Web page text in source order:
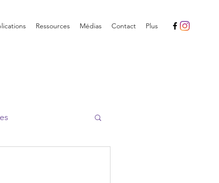
Ressources Médias Contact Plus